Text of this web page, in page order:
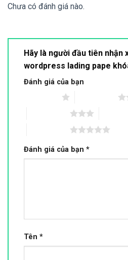
Chưa có đánh giá nào.
Hãy là người đầu tiên nhận
wordpress lading pape
Đánh giá của bạn
Đánh giá của bạn *
Tên *